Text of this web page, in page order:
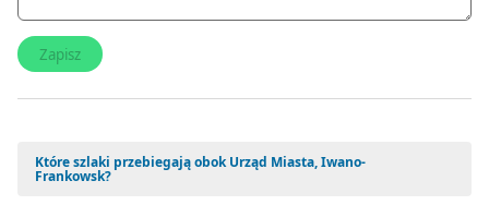
Które szlaki przebiegają obok Urząd Miasta, Iwano-
Frankowsk?